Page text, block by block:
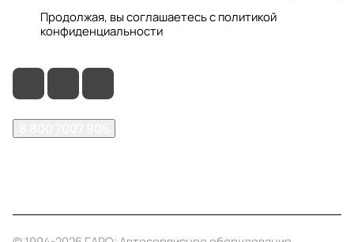
Продолжая, вы соглашаетесь с политикой
конфиденциальности